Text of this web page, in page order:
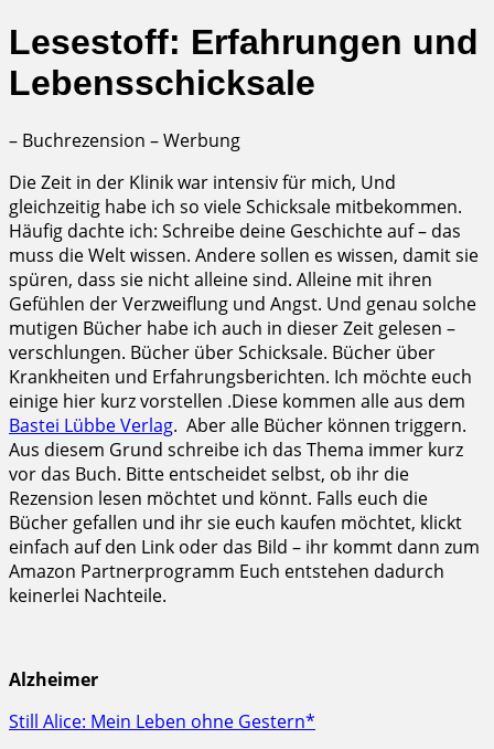
Lesestoff: Erfahrungen und
Lebensschicksale
– Buchrezension – Werbung
Die Zeit in der Klinik war intensiv für mich, Und
gleichzeitig habe ich so viele Schicksale mitbekommen.
Häufig dachte ich: Schreibe deine Geschichte auf – das
muss die Welt wissen. Andere sollen es wissen, damit sie
spüren, dass sie nicht alleine sind. Alleine mit ihren
Gefühlen der Verzweiflung und Angst. Und genau solche
mutigen Bücher habe ich auch in dieser Zeit gelesen –
verschlungen. Bücher über Schicksale. Bücher über
Krankheiten und Erfahrungsberichten. Ich möchte euch
einige hier kurz vorstellen .Diese kommen alle aus dem
Bastei Lübbe Verlag. Aber alle Bücher können triggern.
Aus diesem Grund schreibe ich das Thema immer kurz
vor das Buch. Bitte entscheidet selbst, ob ihr die
Rezension lesen möchtet und könnt. Falls euch die
Bücher gefallen und ihr sie euch kaufen möchtet, klickt
einfach auf den Link oder das Bild – ihr kommt dann zum
Amazon Partnerprogramm Euch entstehen dadurch
keinerlei Nachteile.
Alzheimer
Still Alice: Mein Leben ohne Gestern*